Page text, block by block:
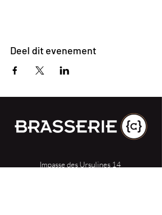
Deel dit evenement
Impasse des Ursulines 14